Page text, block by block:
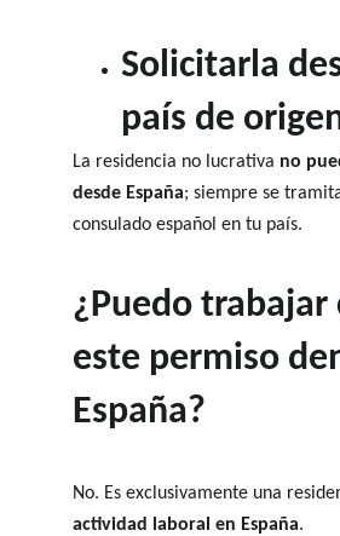
Solicitarla
país de
La residencia no lucrativa no
desde España; siempre se
consulado español en tu país.
¿Puedo trabajar
este permiso
España?
No. Es exclusivamente una
actividad laboral en España.